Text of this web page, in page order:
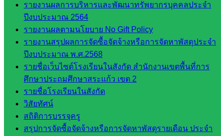
รายงานผลการบริหารและพัฒนาทรัพยากรบุคคลประจำ
ปีงบประมาณ 2564
รายงานผลตามนโยบาย No Gift Policy
รายงานสรุปผลการจัดซื้อจัดจ้างหรือการจัดหาพัสดุประจำ
ปีงบประมาณ พ.ศ.2568
รายชื่อเว็บไซต์โรงเรียนในสังกัด สำนักงานเขตพื้นที่การ
ศึกษาประถมศึกษาสระแก้ว เขต 2
รายชื่อโรงเรียนในสังกัด
วิสัยทัศน์
สถิติการบรรจุครู
สรุปการจัดซื้อจัดจ้างหรือการจัดหาพัสดุรายเดือน ประจำ
เสริมการ
จัดการ
ศึกษา
กลุ่ม
บริหาร
งาน
บุคคล
กลุ่ม
พัฒนาครู
และบุ
คลากรฯ